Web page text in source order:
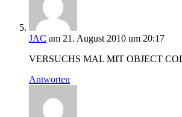
JAC am 21. August 2010 um 20:17
VERSUCHS MAL MIT OBJECT
Antworten